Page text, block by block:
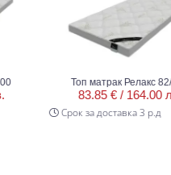
Топ матрак Релакс 82/
83.85 € /164.00 лв.
Срок за доставка 3 р.д